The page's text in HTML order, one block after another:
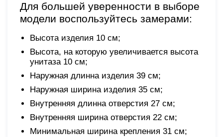
Для большей уверенности в выборе
модели воспользуйтесь замерами:
Высота изделия 10 см;
Высота, на которую увеличивается высота
унитаза 10 см;
Наружная длинна изделия 39 см;
Наружная ширина изделия 35 см;
Внутренняя длинна отверстия 27 см;
Внутренняя ширина отверстия 22 см;
Минимальная ширина крепления 31 см;